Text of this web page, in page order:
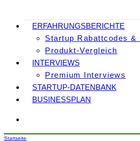
ERFAHRUNGSBERICHTE
Startup Rabattcodes &
Produkt-Vergleich
INTERVIEWS
Premium Interviews
STARTUP-DATENBANK
BUSINESSPLAN
Startseite